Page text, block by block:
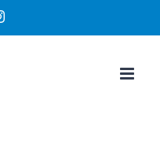
Instagram